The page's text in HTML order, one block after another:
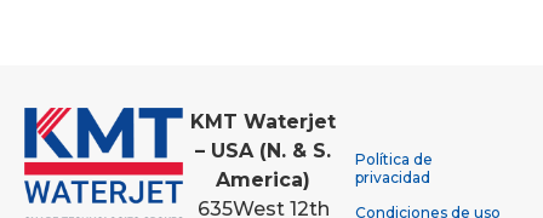
KMT Waterjet
– USA (N. & S.
America)
635West 12th
Política de
privacidad
Condiciones de uso